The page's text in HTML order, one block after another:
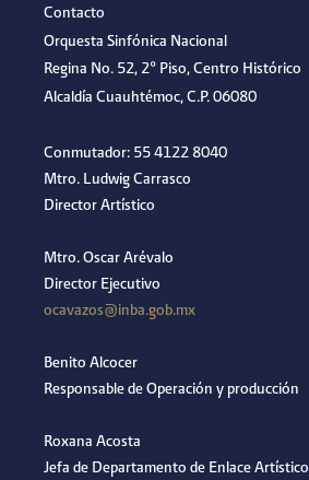
Contacto
Orquesta Sinfónica Nacional
Regina No. 52, 2º Piso, Centro Histórico
Alcaldía Cuauhtémoc, C.P. 06080
Conmutador: 55 4122 8040
Mtro. Ludwig Carrasco
Director Artístico
Mtro. Oscar Arévalo
Director Ejecutivo
ocavazos@inba.gob.mx
Benito Alcocer
Responsable de Operación y producción
Roxana Acosta
Jefa de Departamento de Enlace Artístico